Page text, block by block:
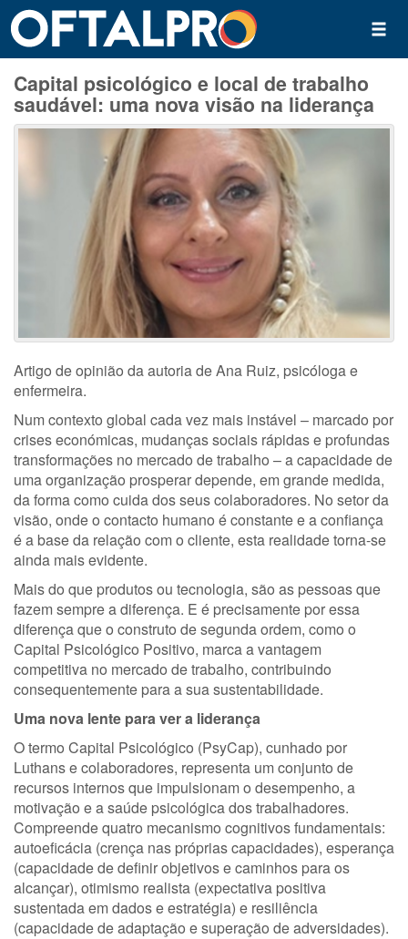
Capital psicológico e local de trabalho
saudável: uma nova visão na liderança
Artigo de opinião da autoria de Ana Ruiz, psicóloga e
enfermeira.
Num contexto global cada vez mais instável – marcado por
crises económicas, mudanças sociais rápidas e profundas
transformações no mercado de trabalho – a capacidade de
uma organização prosperar depende, em grande medida,
da forma como cuida dos seus colaboradores. No setor da
visão, onde o contacto humano é constante e a confiança
é a base da relação com o cliente, esta realidade torna-se
ainda mais evidente.
Mais do que produtos ou tecnologia, são as pessoas que
fazem sempre a diferença. E é precisamente por essa
diferença que o construto de segunda ordem, como o
Capital Psicológico Positivo, marca a vantagem
competitiva no mercado de trabalho, contribuindo
consequentemente para a sua sustentabilidade.
Uma nova lente para ver a liderança
O termo Capital Psicológico (PsyCap), cunhado por
Luthans e colaboradores, representa um conjunto de
recursos internos que impulsionam o desempenho, a
motivação e a saúde psicológica dos trabalhadores.
Compreende quatro mecanismo cognitivos fundamentais:
autoeficácia (crença nas próprias capacidades), esperança
(capacidade de definir objetivos e caminhos para os
alcançar), otimismo realista (expectativa positiva
sustentada em dados e estratégia) e resiliência
(capacidade de adaptação e superação de adversidades).